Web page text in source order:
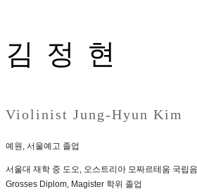
김 정 현
Violinist Jung-Hyun Kim
예원, 서울예고 졸업
서울대 재학 중 도오, 오스트리아 모짜르테움 국립
Grosses Diplom, Magister 학위 졸업